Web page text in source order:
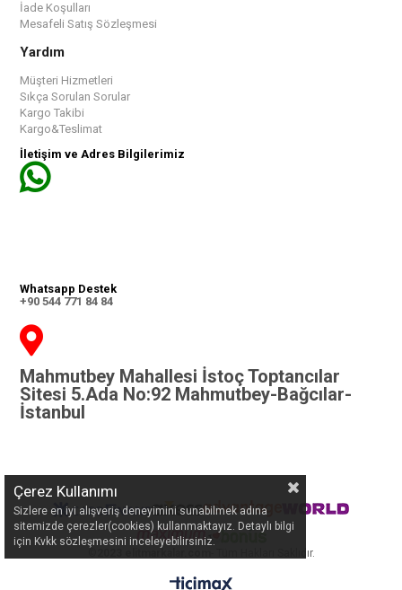
İade Koşulları
Mesafeli Satış Sözleşmesi
Yardım
Müşteri Hizmetleri
Sıkça Sorulan Sorular
Kargo Takibi
Kargo&Teslimat
İletişim ve Adres Bilgilerimiz
Whatsapp Destek
+90 544 771 84 84
Mahmutbey Mahallesi İstoç Toptancılar
Sitesi 5.Ada No:92 Mahmutbey-Bağcılar-
İstanbul
- Tüm Hakları Saklıdır.
Çerez Kullanımı
Sizlere en iyi alışveriş deneyimini sunabilmek adına
sitemizde çerezler(cookies) kullanmaktayız. Detaylı bilgi
için Kvkk sözleşmesini inceleyebilirsiniz.